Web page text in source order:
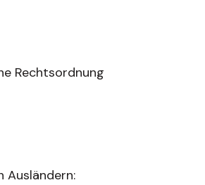
Rechtsordnung
Ausländern: